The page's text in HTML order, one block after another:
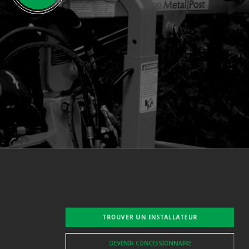
TROUVER UN INSTALLATEUR
DEVENIR CONCESSIONNAIRE